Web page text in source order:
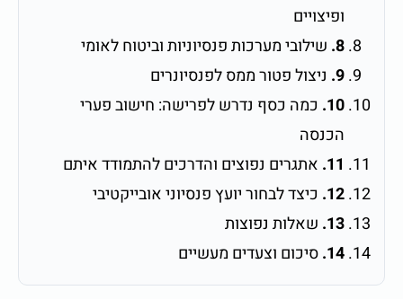
ופיצויים
8. שילובי מערכות פנסיוניות וביטוח לאומי
9. ניצול פטור ממס לפנסיונרים
10. כמה כסף נדרש לפרישה: חישוב פערי
הכנסה
11. אתגרים נפוצים והדרכים להתמודד איתם
12. כיצד לבחור יועץ פנסיוני אובייקטיבי
13. שאלות נפוצות
14. סיכום וצעדים מעשיים